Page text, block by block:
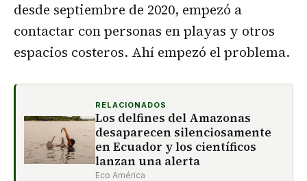
desde septiembre de 2020, empezó a
contactar con personas en playas y otros
espacios costeros. Ahí empezó el problema.
RELACIONADOS
Los delfines del Amazonas
desaparecen silenciosamente
en Ecuador y los científicos
lanzan una alerta
Eco América